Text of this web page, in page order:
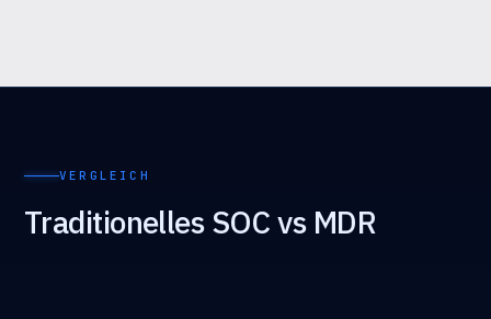
VERGLEICH
Traditionelles SOC vs MDR